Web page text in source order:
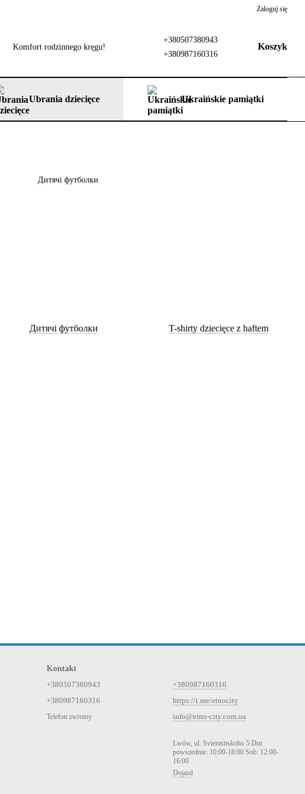
Zaloguj się
Komfort rodzinnego kręgu!
+380507380943
+380987160316
Koszyk
Ubrania dziecięce Ukraińskie pamiątki
Дитячі футболки T-shirty dziecięce z haftem
Kontakt
+380507380943
+380987160316
Telefon zwrotny
+380987160316
https://t.me/etnocity
info@etno-city.com.ua
Lwów, ul. Svientsitskoho 5 Dni
powszednie: 10:00-18:00 Sob: 12:00-
16:00
Dojazd